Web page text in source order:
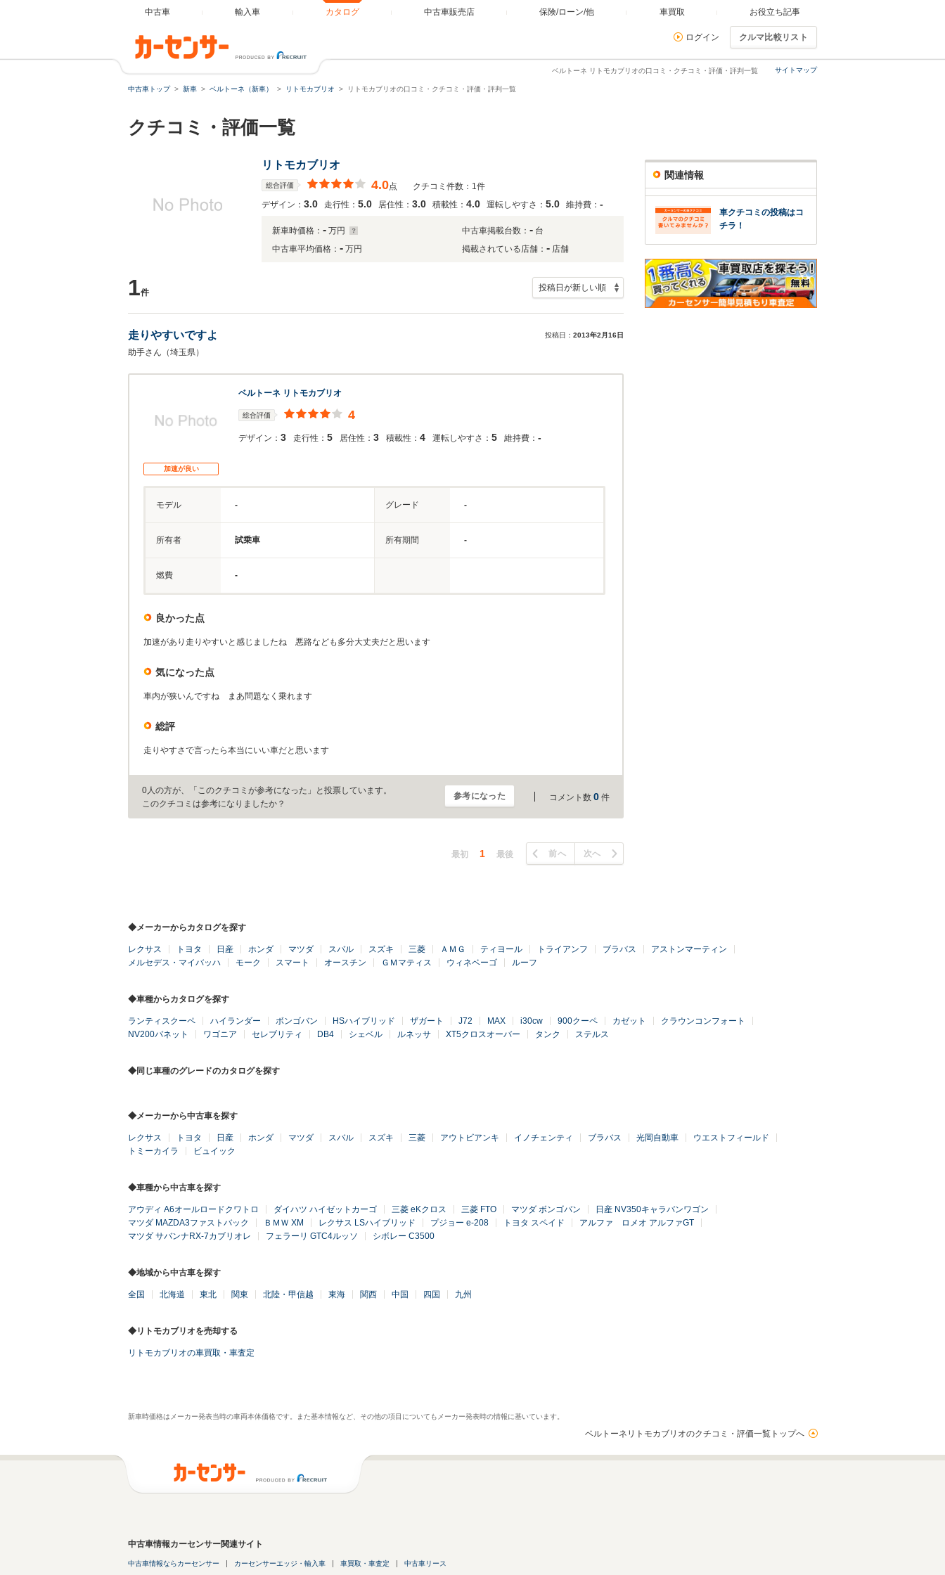
中古車 輸入車 カタログ 中古車販売店 保険/ローン/他 車買取 お役立ち記事
ログイン クルマ比較リスト
サイトマップ
ベルトーネ リトモカブリオの口コミ・クチコミ・評価・評判一覧
中古車トップ 新車 ベルトーネ（新車） リトモカブリオ リトモカブリオの口コミ・クチコミ・評価・評判一覧
クチコミ・評価一覧
リトモカブリオ
総合評価 4.0点
クチコミ件数：1件
デザイン： 3.0 走行性： 5.0 居住性： 3.0 積載性： 4.0 運転しやすさ： 5.0 維持費： -
新車時価格： - 万円 中古車掲載台数： - 台
中古車平均価格： - 万円 掲載されている店舗： - 店舗
1件
走りやすいですよ 投稿日： 2013年2月16日
助手さん（埼玉県）
ベルトーネ リトモカブリオ
総合評価 4
デザイン： 3 走行性： 5 居住性： 3 積載性： 4 運転しやすさ： 5 維持費： -
加速が良い
モデル - グレード -
所有者 試乗車 所有期間 -
燃費 -
良かった点
加速があり走りやすいと感じましたね 悪路なども多分大丈夫だと思います
気になった点
車内が狭いんですね まあ問題なく乗れます
総評
走りやすさで言ったら本当にいい車だと思います
0人の方が、「このクチコミが参考になった」と投票しています。
このクチコミは参考になりましたか？
参考になった コメント数 0 件
最初 1 最後 前へ 次へ
関連情報
車クチコミの投稿はコ
チラ！
◆メーカーからカタログを探す
レクサス トヨタ 日産 ホンダ マツダ スバル スズキ 三菱 ＡＭＧ ティヨール トライアンフ ブラバス
アストンマーティン
メルセデス・マイバッハ
モーク スマート オースチン ＧＭマティス ウィネベーゴ ルーフ
◆車種からカタログを探す
ランティスクーペ ハイランダー ボンゴバン HSハイブリッド ザガート J72 MAX i30cw 900クーペ カゼット
クラウンコンフォート
NV200バネット
ワゴニア セレブリティ DB4 シェベル ルネッサ XT5クロスオーバー タンク ステルス
◆同じ車種のグレードのカタログを探す
◆メーカーから中古車を探す
レクサス トヨタ 日産 ホンダ マツダ スバル スズキ 三菱 アウトビアンキ イノチェンティ ブラバス 光岡自動車
ウエストフィールド
トミーカイラ
ビュイック
◆車種から中古車を探す
アウディ A6オールロードクワトロ ダイハツ ハイゼットカーゴ 三菱 eKクロス 三菱 FTO マツダ ボンゴバン
日産 NV350キャラバンワゴン
マツダ MAZDA3ファストバック
ＢＭＷ XM レクサス LSハイブリッド プジョー e-208 トヨタ スペイド
アルファ ロメオ アルファGT
マツダ サバンナRX-7カブリオレ
フェラーリ GTC4ルッソ シボレー C3500
◆地域から中古車を探す
全国 北海道 東北 関東 北陸・甲信越 東海 関西 中国 四国 九州
◆リトモカブリオを売却する
リトモカブリオの車買取・車査定
新車時価格はメーカー発表当時の車両本体価格です。また基本情報など、その他の項目についてもメーカー発表時の情報に基いています。
ベルトーネリトモカブリオのクチコミ・評価一覧トップへ
中古車情報カーセンサー関連サイト
中古車情報ならカーセンサー カーセンサーエッジ・輸入車 車買取・車査定 中古車リース